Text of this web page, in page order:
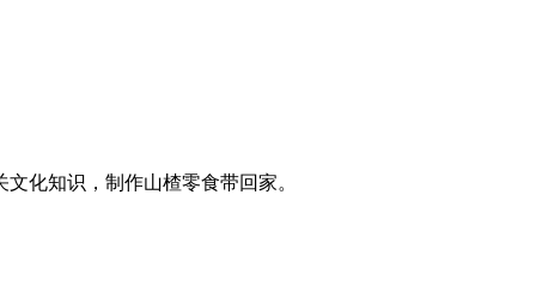
化知识，制作山楂零食带回家。